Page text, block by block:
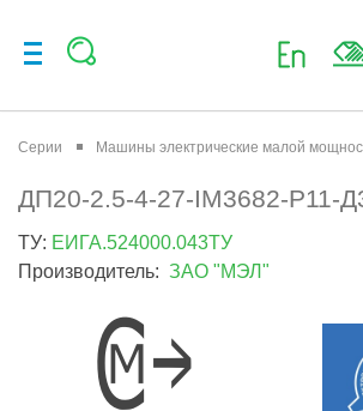
Серии Машины электрические малой
ДП20-2.5-4-27-IМ3682-Р11-
ТУ: ЕИГА.524000.043ТУ
Производитель: ЗАО "МЭЛ"